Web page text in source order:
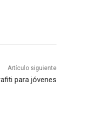
Artículo siguiente
para jóvenes